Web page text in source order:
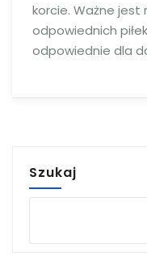
korcie. Ważne jest
odpowiednich
odpowiednie dla
Szukaj